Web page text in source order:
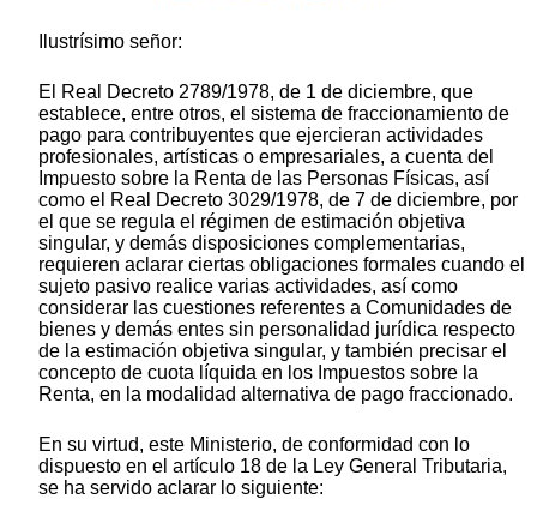
Ilustrísimo señor:
El Real Decreto 2789/1978, de 1 de diciembre, que
establece, entre otros, el sistema de fraccionamiento de
pago para contribuyentes que ejercieran actividades
profesionales, artísticas o empresariales, a cuenta del
Impuesto sobre la Renta de las Personas Físicas, así
como el Real Decreto 3029/1978, de 7 de diciembre, por
el que se regula el régimen de estimación objetiva
singular, y demás disposiciones complementarias,
requieren aclarar ciertas obligaciones formales cuando el
sujeto pasivo realice varias actividades, así como
considerar las cuestiones referentes a Comunidades de
bienes y demás entes sin personalidad jurídica respecto
de la estimación objetiva singular, y también precisar el
concepto de cuota líquida en los Impuestos sobre la
Renta, en la modalidad alternativa de pago fraccionado.
En su virtud, este Ministerio, de conformidad con lo
dispuesto en el artículo 18 de la Ley General Tributaria,
se ha servido aclarar lo siguiente: